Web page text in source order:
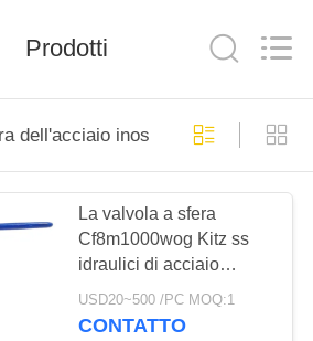
di
del gas
Prodotti
dell'acciaio inossidabile
La valvola a sfera
Cf8m1000wog Kitz ss
idraulici di acciaio
inossidabile dell'acqua
infila la valvola a sfera di
USD20~500 /PC MOQ:1
CONTATTO